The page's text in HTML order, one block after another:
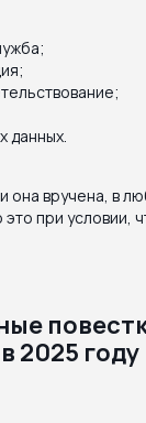
данных.
она вручена, в
при условии,
2025 году